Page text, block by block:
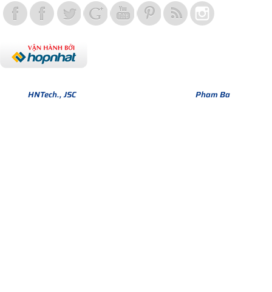
HNTech., JSC Pham Ba